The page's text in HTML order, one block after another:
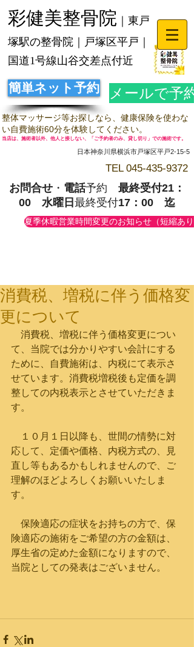
彩健美整骨院 ｜東戸
塚駅の整骨院｜戸塚区平戸｜
国道1号線山谷交差点付近
簡単ネット予約 メールで予約
整体マッサージ等お探しなら、健康保険を使わな
い自費施術60分を体験してください。
当店は、施術者以外、他人と接しない、「ご予約者のみ、貸し切り」での施術です。
日本神奈川県横浜市戸塚区平戸2-15-5
TEL 045-435-9372
お問合せ ・ 電話予約 最終受付21：
00
水曜日 最終受付17：00 迄
夏季休暇営業時間変更のお知らせ（短縮あり
消費税、増税に伴う価格変
更について
消費税、増税に伴う価格変更につい
て、当院では分かりやすい会計にする
ために、自費施術は、内税にて表示さ
せています。消費税増税後も定価を調
整しての内税表示とさせていただきま
す。
１０月１日以降も、世間の情勢に対
応して、定価や価格、内税方式の、見
直し等もあるかもしれませんので、ご
理解のほどよろしくお願いいたしま
す。
保険適応の症状をお持ちの方で、保
険適応の施術をご希望の方の金額は、
厚生省の定めた金額になりますので、
当院としての発表はございません。